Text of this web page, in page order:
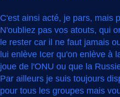
C'est ainsi acté, je pars, mais
N'oubliez pas vos atouts, qui
le rester car il ne faut jamais
lui enlève Icer qu'on enlève à
joue de l'ONU ou que la
Par ailleurs je suis toujours
pour tous les groupes mais